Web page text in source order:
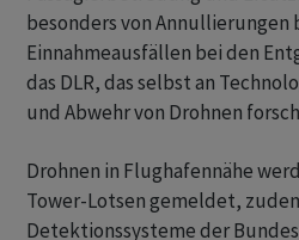
besonders von Annullierungen
Einnahmeausfällen bei den
das DLR, das selbst an
und Abwehr von Drohnen
Drohnen in Flughafennähe
Tower-Lotsen gemeldet,
Detektionssysteme der